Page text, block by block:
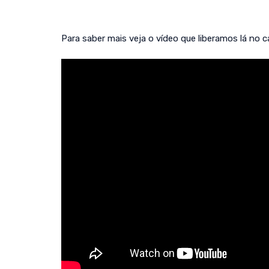
Para saber mais veja o vídeo que liberamos lá no